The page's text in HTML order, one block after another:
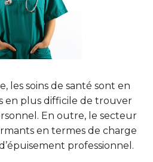
les soins de santé sont en
en plus difficile de trouver
En outre, le secteur
en termes de charge
professionnel.